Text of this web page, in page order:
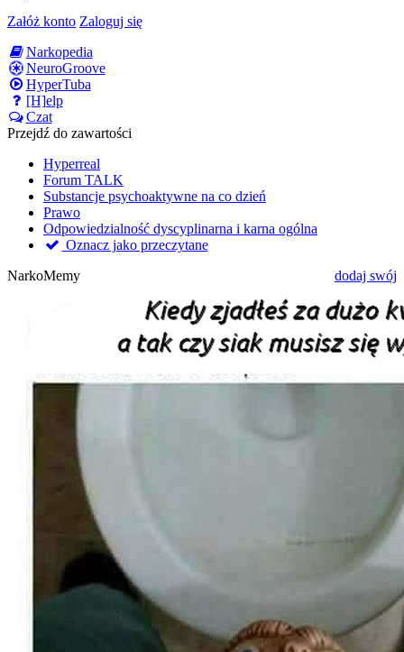
Załóż konto Zaloguj się
Narkopedia
NeuroGroove
HyperTuba
[H]elp
Czat
Przejdź do zawartości
Hyperreal
Forum TALK
Substancje psychoaktywne na co dzień
Prawo
Odpowiedzialność dyscyplinarna i karna ogólna
Oznacz jako przeczytane
NarkoMemy
dodaj swój